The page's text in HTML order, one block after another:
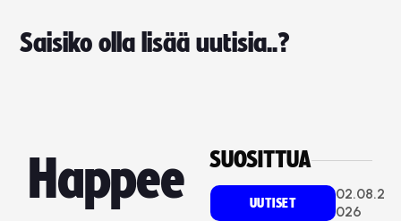
Saisiko olla lisää uutisia..?
Happee SUOSITTUA
UUTISET
02.08.2
026